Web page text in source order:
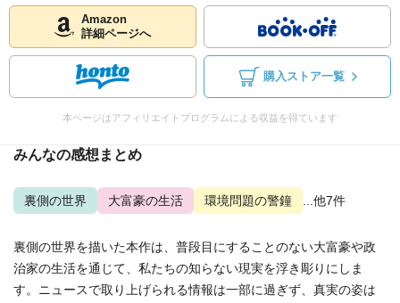
Amazon
詳細ページへ
購入ストア一覧
本ページはアフィリエイトプログラムによる収益を得ています
みんなの感想まとめ
裏側の世界 大富豪の生活 環境問題の警鐘 ...他7件
裏側の世界を描いた本作は、普段目にすることのない大富豪や政
治家の生活を通じて、私たちの知らない現実を浮き彫りにしま
す。ニュースで取り上げられる情報は一部に過ぎず、真実の姿は